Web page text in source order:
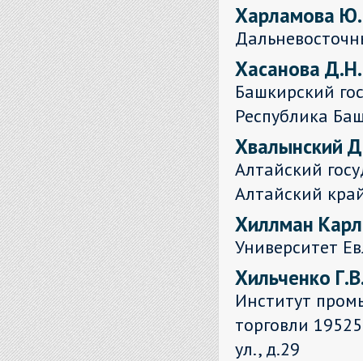
Харламова
Хасанова Д.Н.
Башкирский
Республика
Хвалынский
Алтайский
Алтайский
Хиллман Карл
Университет
Хильченко
Институт
торговли
ул., д.29